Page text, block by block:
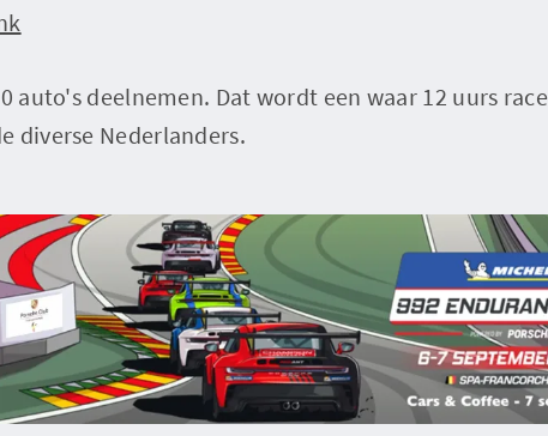
auto's deelnemen. Dat wordt een waar 12 uurs race
diverse Nederlanders.